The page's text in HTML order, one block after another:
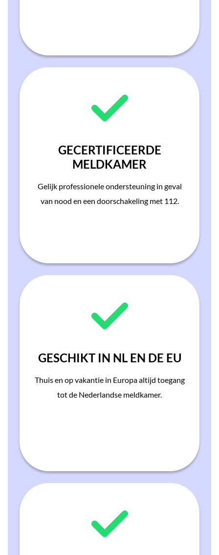
GECERTIFICEERDE
MELDKAMER
Gelijk professionele ondersteuning in geval
van nood en een doorschakeling met 112.
GESCHIKT IN NL EN DE EU
Thuis en op vakantie in Europa altijd toegang
tot de Nederlandse meldkamer.